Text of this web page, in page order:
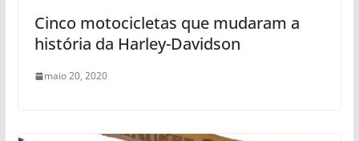
Cinco motocicletas que mudaram a
história da Harley-Davidson
maio 20, 2020